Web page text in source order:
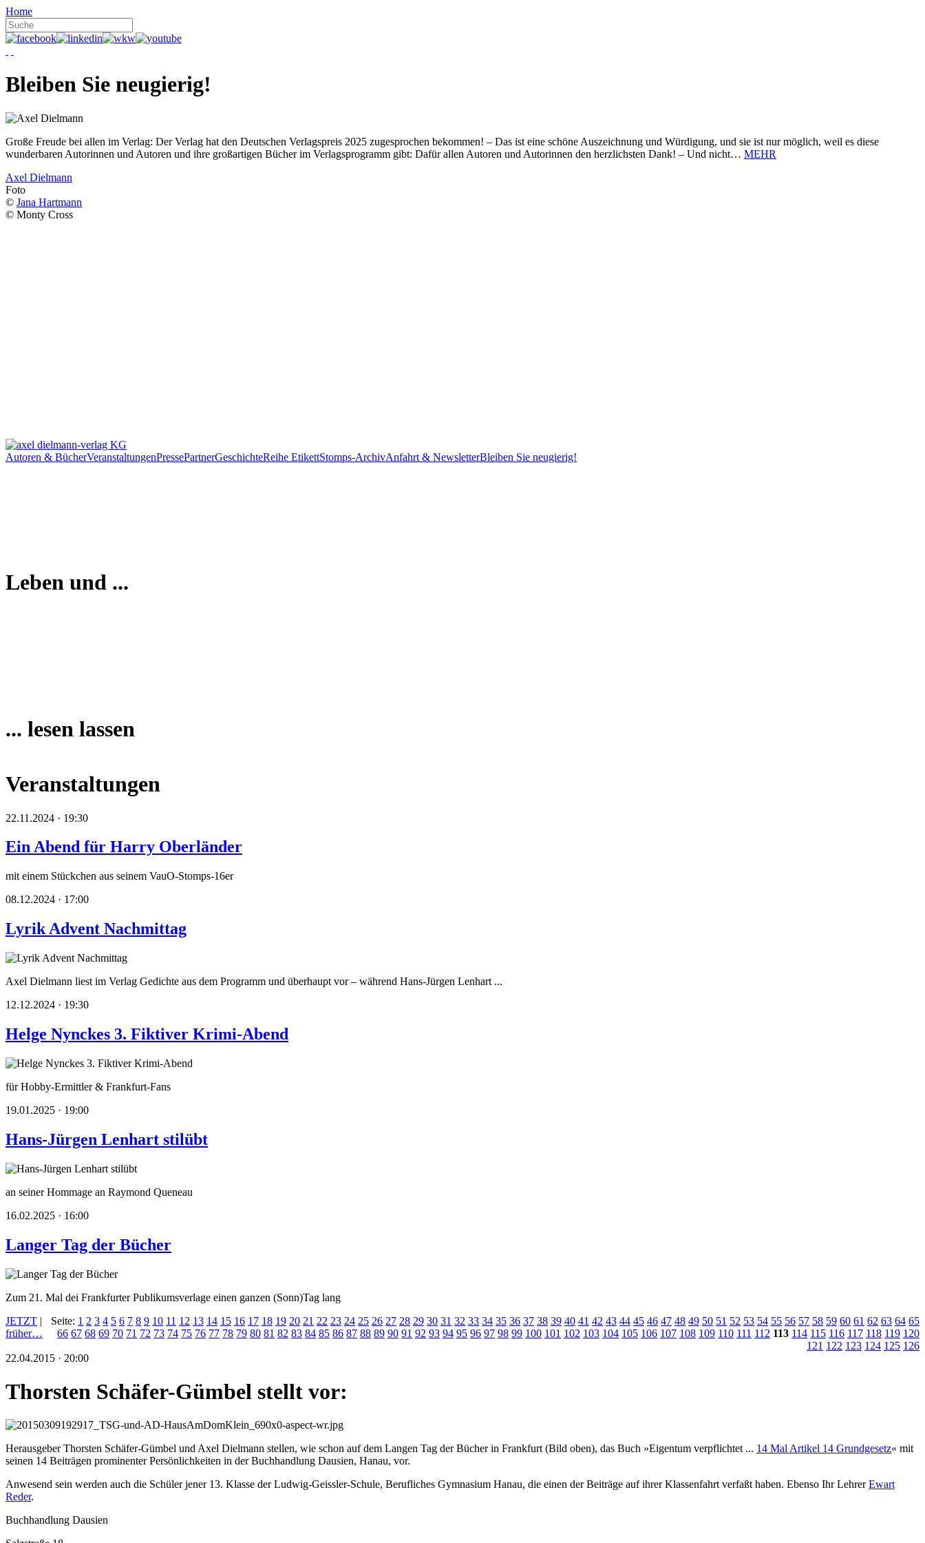
Home
Bleiben Sie neugierig!
Große Freude bei allen im Verlag: Der Verlag hat den Deutschen Verlagspreis 2025 zugesprochen bekommen! – Das ist eine schöne Auszeichnung und Würdigung, und sie ist nur möglich, weil es diese
wunderbaren Autorinnen und Autoren und ihre großartigen Bücher im Verlagsprogramm gibt: Dafür allen Autoren und Autorinnen den herzlichsten Dank! – Und nicht… MEHR
Axel Dielmann
Foto
© Jana Hartmann
© Monty Cross
Autoren & BücherVeranstaltungenPressePartnerGeschichteReihe EtikettStomps-ArchivAnfahrt & NewsletterBleiben Sie neugierig!
Leben und ...
... lesen lassen
Veranstaltungen
22.11.2024 · 19:30
Ein Abend für Harry Oberländer
mit einem Stückchen aus seinem VauO-Stomps-16er
08.12.2024 · 17:00
Lyrik Advent Nachmittag
Axel Dielmann liest im Verlag Gedichte aus dem Programm und überhaupt vor – während Hans-Jürgen Lenhart ...
12.12.2024 · 19:30
Helge Nynckes 3. Fiktiver Krimi-Abend
für Hobby-Ermittler & Frankfurt-Fans
19.01.2025 · 19:00
Hans-Jürgen Lenhart stilübt
an seiner Hommage an Raymond Queneau
16.02.2025 · 16:00
Langer Tag der Bücher
Zum 21. Mal dei Frankfurter Publikumsverlage einen ganzen (Sonn)Tag lang
JETZT |
früher…
Seite: 1 2 3 4 5 6 7 8 9 10 11 12 13 14 15 16 17 18 19 20 21 22 23 24 25 26 27 28 29 30 31 32 33 34 35 36 37 38 39 40 41 42 43 44 45 46 47 48 49 50 51 52 53 54 55 56 57 58 59 60 61 62 63 64 65
66 67 68 69 70 71 72 73 74 75 76 77 78 79 80 81 82 83 84 85 86 87 88 89 90 91 92 93 94 95 96 97 98 99 100 101 102 103 104 105 106 107 108 109 110 111 112 113 114 115 116 117 118 119 120
121 122 123 124 125 126
22.04.2015 · 20:00
Thorsten Schäfer-Gümbel stellt vor:
Herausgeber Thorsten Schäfer-Gümbel und Axel Dielmann stellen, wie schon auf dem Langen Tag der Bücher in Frankfurt (Bild oben), das Buch »Eigentum verpflichtet ... 14 Mal Artikel 14 Grundgesetz« mit
seinen 14 Beiträgen prominenter Persönlichkeiten in der Buchhandlung Dausien, Hanau, vor.
Anwesend sein werden auch die Schüler jener 13. Klasse der Ludwig-Geissler-Schule, Berufliches Gymnasium Hanau, die einen der Beiträge auf ihrer Klassenfahrt verfaßt haben. Ebenso Ihr LehrerEwart
Reder.
Buchhandlung Dausien